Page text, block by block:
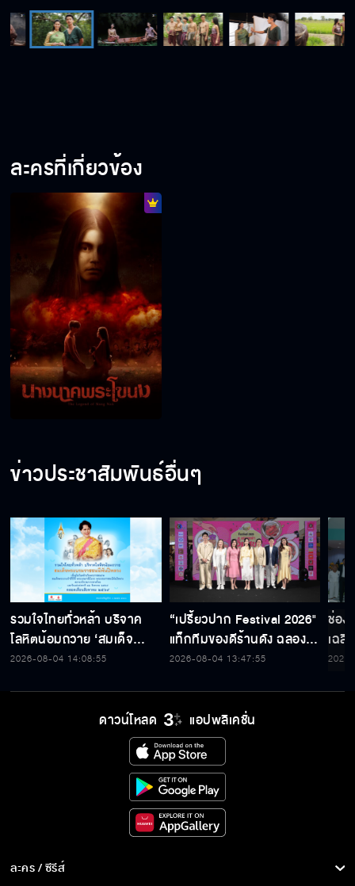
ละครที่เกี่ยวข้อง
ข่าวประชาสัมพันธ์อื่นๆ
รวมใจไทยทั่วหล้า บริจาค
โลหิตน้อมถวาย ‘สมเด็จ
พระบรมราชชนนีพันปีหลวง’
ระลึก 80 พรรษาฯ อันทรง
2026-08-04 14:08:55
“เปรี้ยวปาก Festival 2026"
แท็กทีมของดีร้านดัง ฉลอง
ก้าวสู่ปีที่ 23
2026-08-04 13:47:55
ช่อง
เฉลิ
สมเ
พระ
ดาวน์โหลด แอปพลิเคชั่น
ละคร / ซีรีส์